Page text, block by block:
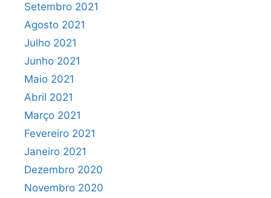
Setembro 2021
Agosto 2021
Julho 2021
Junho 2021
Maio 2021
Abril 2021
Março 2021
Fevereiro 2021
Janeiro 2021
Dezembro 2020
Novembro 2020